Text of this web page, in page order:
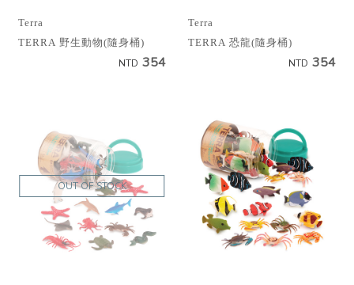
Terra
TERRA 野生動物(隨身桶)
NTD 354
Terra
TERRA 恐龍(隨身桶)
NTD 354
OUT OF STOCK